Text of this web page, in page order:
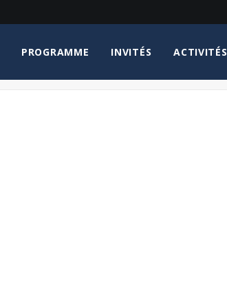
PROGRAMME INVITÉS ACTIVITÉS
Home